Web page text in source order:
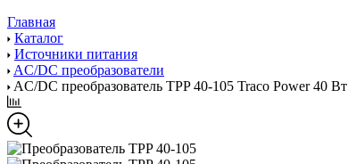
Главная
Каталог
Источники питания
AC/DC преобразователи
AC/DC преобразователь TPP 40-105 Traco Power 40 Вт